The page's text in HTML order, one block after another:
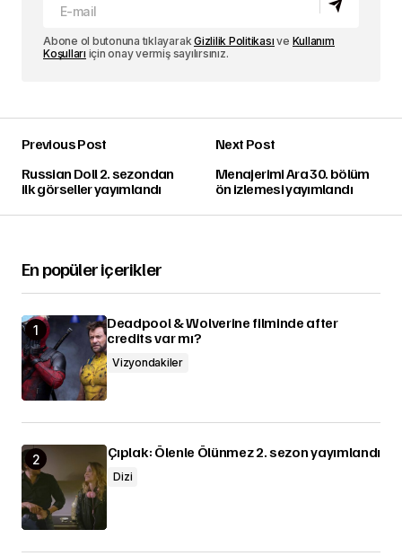
Abone ol butonuna tıklayarakGizlilik Politikası ve Kullanım
Koşulları için onay vermiş sayılırsınız.
Previous Post
Russian Doll 2. sezondan
ilk görseller yayımlandı
Next Post
Menajerimi Ara 30. bölüm
ön izlemesi yayımlandı
En popüler içerikler
Deadpool & Wolverine filminde after
credits var mı?
Vizyondakiler
Çıplak: Ölenle Ölünmez 2. sezon yayımlandı
Dizi